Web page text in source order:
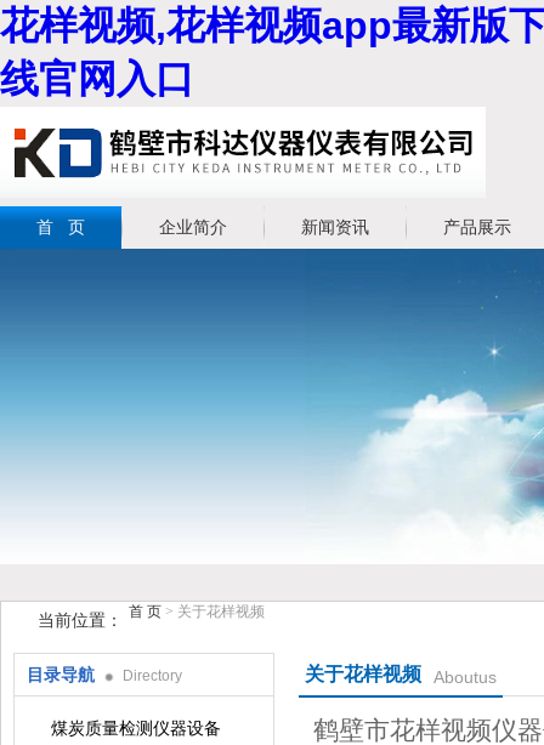
花样视频,花样视频app最新版
线官网入口
首 页 企业简介 新闻资讯 产品展示
当前位置： 首 页 > 关于花样视频
目录导航 Directory
煤炭质量检测仪器设备
关于花样视频 Aboutus
鹤壁市花样视频仪器